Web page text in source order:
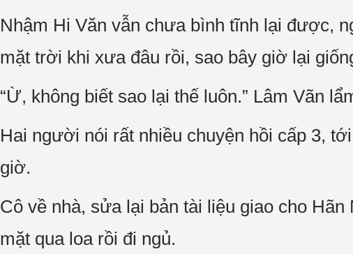
Nhậm Hi Văn vẫn chưa bình tĩnh lại được,
mặt trời khi xưa đâu rồi, sao bây giờ lại
“Ừ, không biết sao lại thế luôn.” Lâm Vãn
Hai người nói rất nhiều chuyện hồi cấp 3,
giờ.
Cô về nhà, sửa lại bản tài liệu giao cho
mặt qua loa rồi đi ngủ.